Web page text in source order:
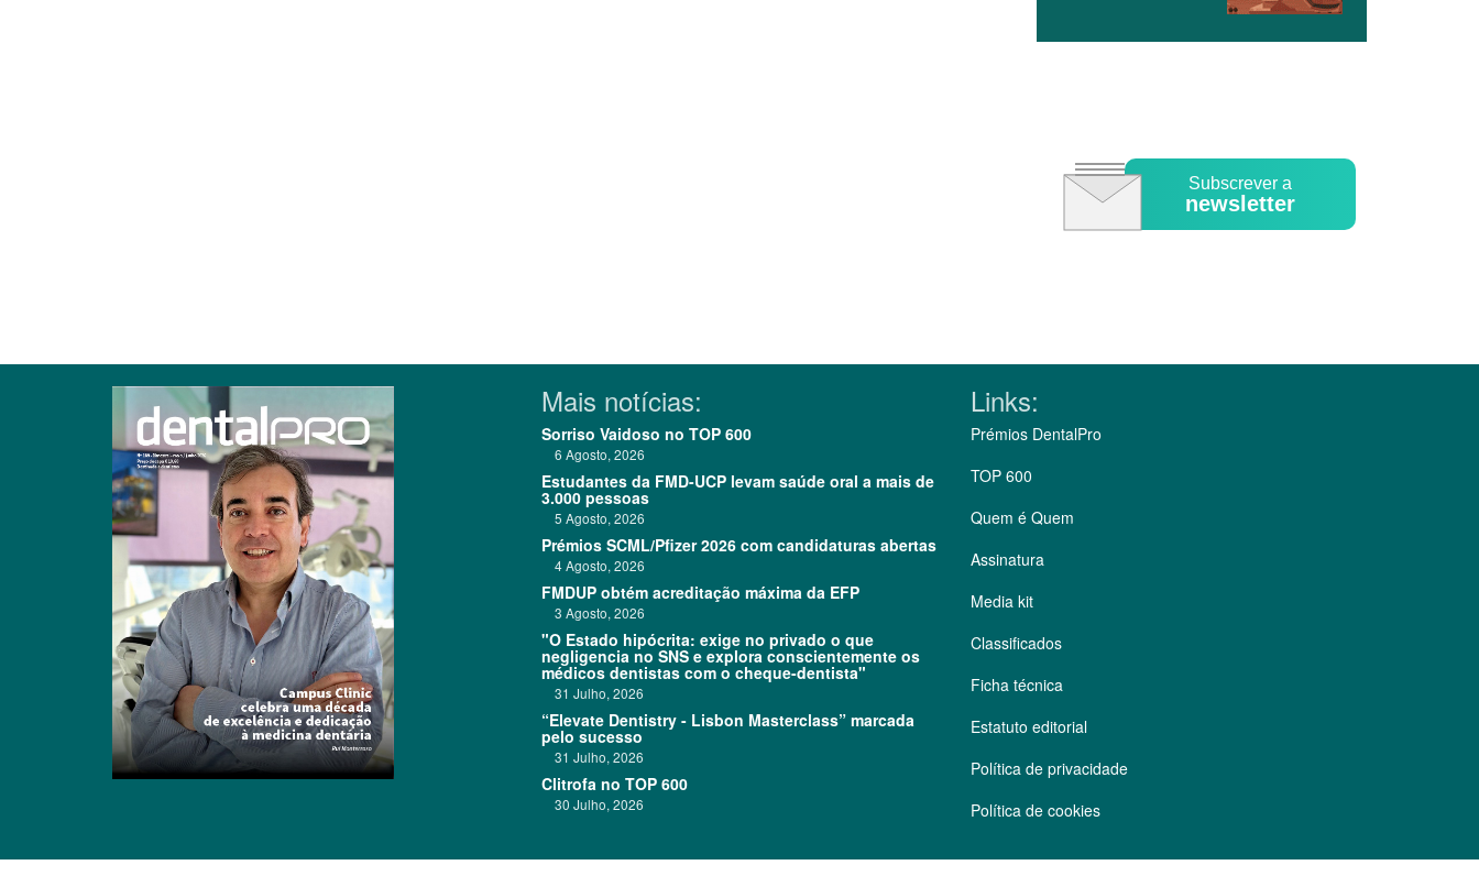
Subscrever a
newsletter
Clique para ler
Mais notícias:
Sorriso Vaidoso no TOP 600
6 Agosto, 2026
Estudantes da FMD-UCP levam saúde oral a mais de
3.000 pessoas
5 Agosto, 2026
Prémios SCML/Pfizer 2026 com candidaturas abertas
4 Agosto, 2026
FMDUP obtém acreditação máxima da EFP
3 Agosto, 2026
"O Estado hipócrita: exige no privado o que
negligencia no SNS e explora conscientemente os
médicos dentistas com o cheque-dentista"
31 Julho, 2026
“Elevate Dentistry - Lisbon Masterclass” marcada
pelo sucesso
31 Julho, 2026
Clitrofa no TOP 600
30 Julho, 2026
Links:
Prémios DentalPro
TOP 600
Quem é Quem
Assinatura
Media kit
Classificados
Ficha técnica
Estatuto editorial
Política de privacidade
Política de cookies